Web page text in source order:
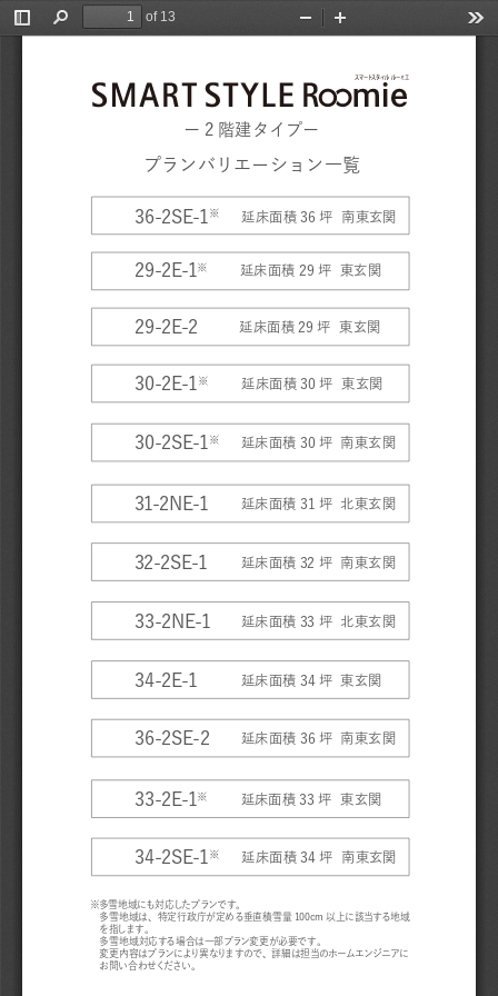
Toggle
Find
of 13
Zoom
ー2階建タイプー
プランバリエーション一覧
延床面積29坪  東玄関
29-2E-2
延床面積30坪  南東玄関
30-2SE-1 ※
延床面積31坪  北東玄関
31-2NE-1
延床面積32坪  南東玄関
32-2SE-1
延床面積33坪  北東玄関
33-2NE-1
延床面積34坪  南東玄関
34-2SE-1 ※
延床面積30坪  東玄関
30-2E-1 ※
延床面積29坪  東玄関
29-2E-1 ※
延床面積34坪  東玄関
34-2E-1
延床面積36坪  南東玄関
36-2SE-2
延床面積36坪  南東玄関
36-2SE-1 ※
延床面積33坪  東玄関
33-2E-1 ※
※多雪地域にも対応したプランです。
多雪地域は、特定行政庁が定める垂直積雪量100cm以上に該当する地域
を指します。
多雪地域対応する場合は一部プラン変更が必要です。
変更内容はプランにより異なりますので、詳細は担当のホームエンジニアに
お問い合わせください。